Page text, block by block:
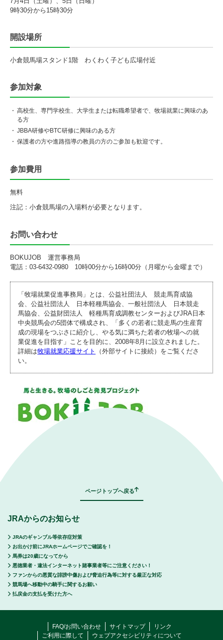
9時30分から15時30分
開設場所
小倉競馬場スタンド1階 わくわく子ども広場付近
参加対象
・ 高校生、専門学校生、大学生または転職希望者で、牧場就業に興味のあ
る方
・ JBBA研修やBTC研修に興味のある方
・ 保護者の方や進路指導の教員の方のご参加も歓迎です。
参加費用
無料
注記： 小倉競馬場の入場料が必要となります。
お問い合わせ
BOKUJOB 運営事務局
電話：03-6432-0980 10時00分から16時00分（月曜から金曜まで）
「牧場就業促進事務局」とは、公益社団法人 競走馬育成協
会、公益社団法人 日本軽種馬協会、一般社団法人 日本競走
馬協会、公益財団法人 軽種馬育成調教センターおよびJRA日本
中央競馬会の5団体で構成され、「多くの若者に競走馬の生産育
成の現場をつぶさに紹介し、やる気に満ちた若者の牧場への就
業促進を目指す」ことを目的に、2008年8月に設立されました。
詳細は牧場就業応援サイト
（外部サイトに接続）をご覧くださ
い。
ページトップへ戻る
JRAからのお知らせ
JRAのギャンブル等依存症対策
お出かけ前にJRAホームページでご確認を！
馬券は20歳になってから
悪徳業者・違法インターネット賭事業者等にご注意ください！
ファンからの悪質な誹謗中傷および脅迫行為等に対する厳正な対応
競馬場へ移動中の騎手に関するお願い
払戻金の支払を受けた方へ
FAQ/お問い合わせ サイトマップ
リンク
ご利用に際して
ウェブアクセシビリティについて